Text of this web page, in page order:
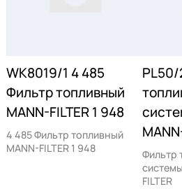
WK8019/1 4 485
Фильтр топливный
MANN-FILTER 1 948
4 485 Фильтр топливный
MANN-FILTER 1 948
Фильтр
FILTER